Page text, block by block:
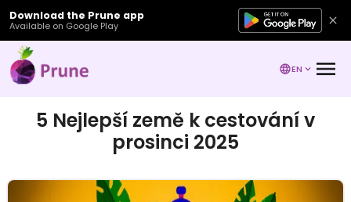
Download the Prune app
Available on Google Play
EN
5 Nejlepší země k cestování v
prosinci 2025